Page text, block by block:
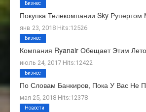
Покупка Телекомпании Sky
янв 23, 2018 Hits:12526
Бизнес
Компания Ryanair Обещает Этим
июль 24, 2017 Hits:12422
Бизнес
По Словам Банкиров, Пока У Вас Не
мая 25, 2018 Hits:12378
Бизнес
Новости